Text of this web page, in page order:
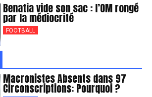
Benatia vide son sac : l’OM rongé
par la médiocrité
FOOTBALL
Macronistes Absents dans 97
Circonscriptions: Pourquoi ?